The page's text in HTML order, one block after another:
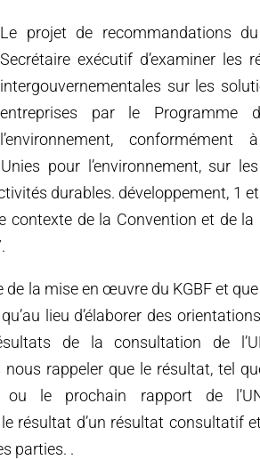
Le projet de recommandations
Secrétaire exécutif d’examiner les
intergouvernementales sur les
entreprises par le Programme
l’environnement,
pour l’environnement, sur
durables. développement, 1
contexte de la Convention et de la
de la mise en œuvre du KGBF et
lieu d’élaborer des
de la consultation de
rappeler que le résultat, tel
ou le prochain rapport de
résultat d’un résultat consultatif
parties. .